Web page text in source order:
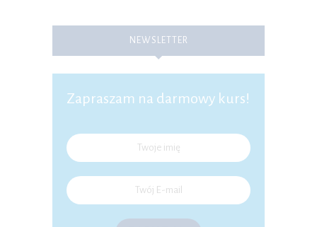
NEWSLETTER
Zapraszam na darmowy kurs!